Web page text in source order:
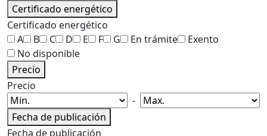
Certificado energético
Certificado energético
A
B C D E F G En trámite
Exento
No disponible
Precio
Precio
-
Fecha de publicación
Fecha de publicación